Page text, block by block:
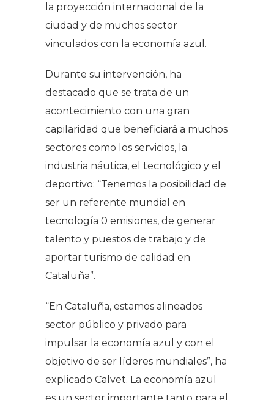
la proyección internacional de la
ciudad y de muchos sector
vinculados con la economía azul.
Durante su intervención, ha
destacado que se trata de un
acontecimiento con una gran
capilaridad que beneficiará a muchos
sectores como los servicios, la
industria náutica, el tecnológico y el
deportivo: “Tenemos la posibilidad de
ser un referente mundial en
tecnología 0 emisiones, de generar
talento y puestos de trabajo y de
aportar turismo de calidad en
Cataluña”.
“En Cataluña, estamos alineados
sector público y privado para
impulsar la economía azul y con el
objetivo de ser líderes mundiales”, ha
explicado Calvet. La economía azul